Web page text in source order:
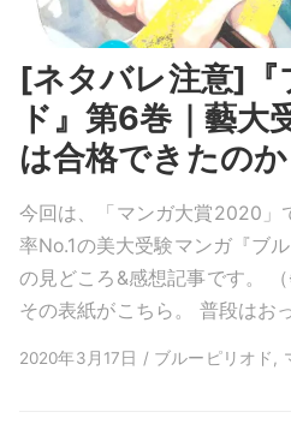
[ネタバレ注意]『
ド』第6巻｜藝大
は合格できたのか
今回は、「マンガ大賞2020」
率No.1の美大受験マンガ『ブ
の見どころ&感想記事です。
その表紙がこちら。 普段はお
2020年3月17日 / ブルーピリオド,